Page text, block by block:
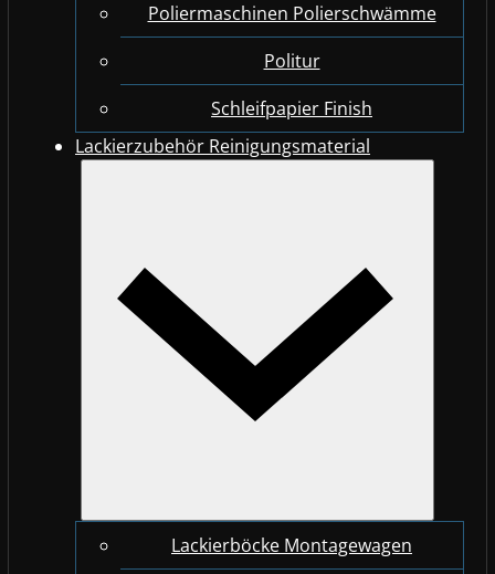
Poliermaschinen Polierschwämme
Politur
Schleifpapier Finish
Lackierzubehör Reinigungsmaterial
Lackierböcke Montagewagen